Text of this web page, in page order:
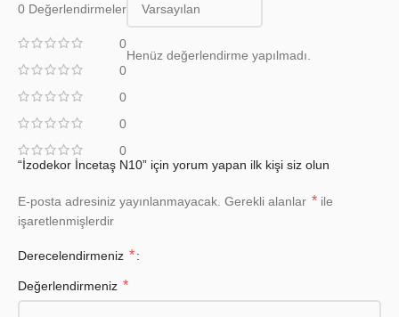
0 Değerlendirmeler
0
0
0
0
0
Henüz değerlendirme yapılmadı.
“İzodekor İncetaş N10” için yorum yapan ilk kişi siz olun
E-posta adresiniz yayınlanmayacak. Gerekli alanlar * ile
işaretlenmişlerdir
Derecelendirmeniz *
Değerlendirmeniz *